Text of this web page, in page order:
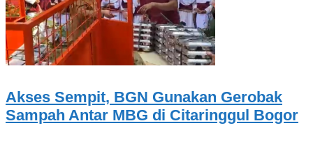
Akses Sempit, BGN Gunakan Gerobak
Sampah Antar MBG di Citaringgul Bogor